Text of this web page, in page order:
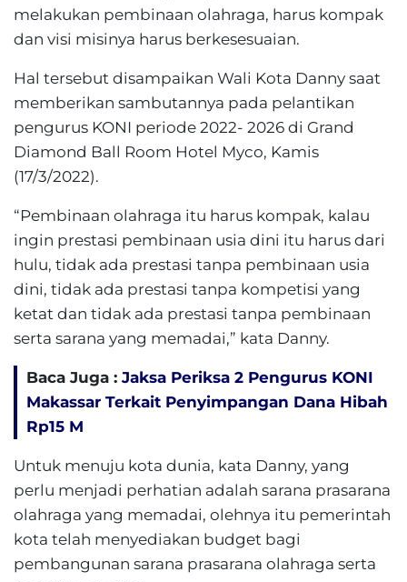
melakukan pembinaan olahraga, harus kompak
dan visi misinya harus berkesesuaian.
Hal tersebut disampaikan Wali Kota Danny saat
memberikan sambutannya pada pelantikan
pengurus KONI periode 2022- 2026 di Grand
Diamond Ball Room Hotel Myco, Kamis
(17/3/2022).
“Pembinaan olahraga itu harus kompak, kalau
ingin prestasi pembinaan usia dini itu harus dari
hulu, tidak ada prestasi tanpa pembinaan usia
dini, tidak ada prestasi tanpa kompetisi yang
ketat dan tidak ada prestasi tanpa pembinaan
serta sarana yang memadai,” kata Danny.
Baca Juga : Jaksa Periksa 2 Pengurus KONI
Makassar Terkait Penyimpangan Dana Hibah
Rp15 M
Untuk menuju kota dunia, kata Danny, yang
perlu menjadi perhatian adalah sarana prasarana
olahraga yang memadai, olehnya itu pemerintah
kota telah menyediakan budget bagi
pembangunan sarana prasarana olahraga serta